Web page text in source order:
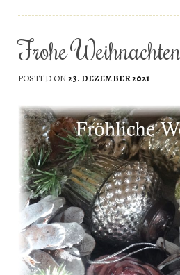
Frohe
POSTED ON23. DEZEMBER 2021